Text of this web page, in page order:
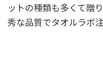
ットの種類も多くて贈
秀な品質でタオルラボ